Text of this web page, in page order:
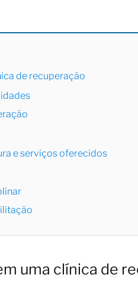
de recuperação
e serviços oferecidos
uma clínica de